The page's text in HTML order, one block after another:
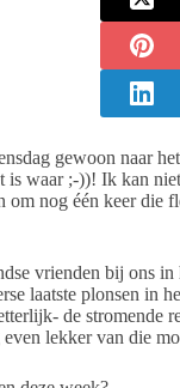
gewoon naar
is waar ;-))! Ik kan
om nog één keer
vrienden bij ons
laatste plonsen in
de stromende
lekker van die